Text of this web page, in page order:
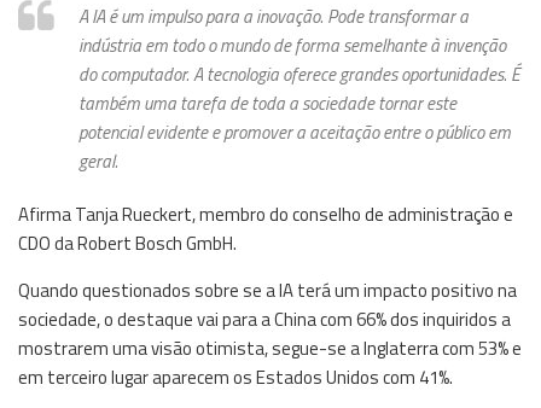
A IA é um impulso para a inovação. Pode transformar a
indústria em todo o mundo de forma semelhante à invenção
do computador. A tecnologia oferece grandes oportunidades. É
também uma tarefa de toda a sociedade tornar este
potencial evidente e promover a aceitação entre o público em
geral.
Afirma Tanja Rueckert, membro do conselho de administração e
CDO da Robert Bosch GmbH.
Quando questionados sobre se a IA terá um impacto positivo na
sociedade, o destaque vai para a China com 66% dos inquiridos a
mostrarem uma visão otimista, segue-se a Inglaterra com 53% e
em terceiro lugar aparecem os Estados Unidos com 41%.